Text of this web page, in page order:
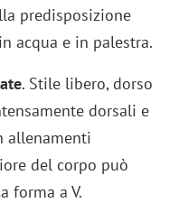
predisposizione
acqua e in palestra.
. Stile libero, dorso
dorsali e
allenamenti
del corpo può
forma a V.